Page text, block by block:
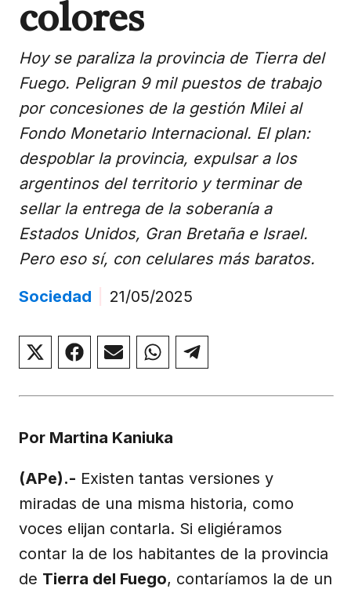
colores
Hoy se paraliza la provincia de Tierra del
Fuego. Peligran 9 mil puestos de trabajo
por concesiones de la gestión Milei al
Fondo Monetario Internacional. El plan:
despoblar la provincia, expulsar a los
argentinos del territorio y terminar de
sellar la entrega de la soberanía a
Estados Unidos, Gran Bretaña e Israel.
Pero eso sí, con celulares más baratos.
Sociedad
21/05/2025
Compartir
en
(Twitter)
Compartir
en
Compartir
en
Compartir
en
Compartir
en
Por Martina Kaniuka
(APe).- Existen tantas versiones y
miradas de una misma historia, como
voces elijan contarla. Si eligiéramos
contar la de los habitantes de la provincia
de Tierra del Fuego, contaríamos la de un